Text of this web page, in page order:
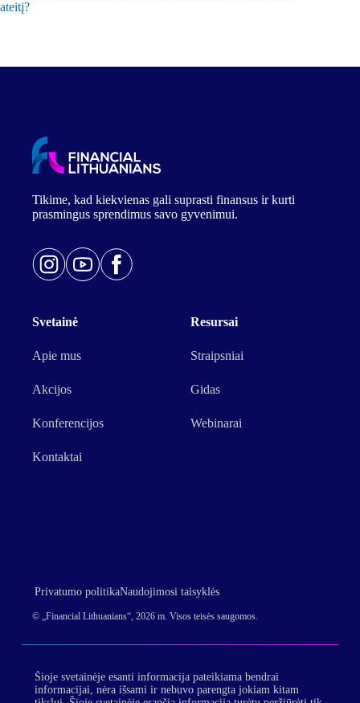
ateitį?
Tikime, kad kiekvienas gali suprasti finansus ir kurti
prasmingus sprendimus savo gyvenimui.
Svetainė
Apie mus
Akcijos
Konferencijos
Kontaktai
Resursai
Straipsniai
Gidas
Webinarai
Privatumo politikaNaudojimosi taisyklės
© „Financial Lithuanians“, 2026 m. Visos teisės saugomos.
Šioje svetainėje esanti informacija pateikiama bendrai
informacijai, nėra išsami ir nebuvo parengta jokiam kitam